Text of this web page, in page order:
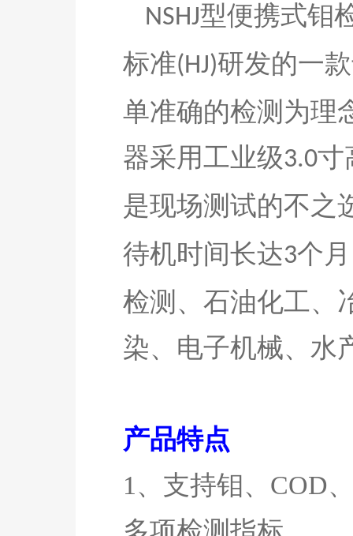
NSHJ型便携式钼
标准(HJ)研发的一
单准确的检测为理
器采用工业级3.0寸
是现场测试的不之
待机时间长达3个
检测、石油化工、
染、电子机械、水
产品特点
1、支持钼、 COD